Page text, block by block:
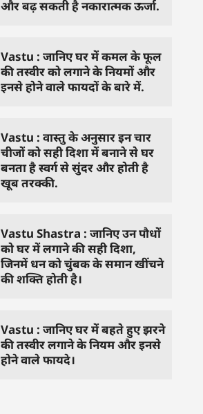
और बढ़ सकती है नकारात्मक ऊर्जा.
Vastu : जानिए घर में कमल के फूल
की तस्वीर को लगाने के नियमों और
इनसे होने वाले फायदों के बारे में.
Vastu : वास्तु के अनुसार इन चार
चीजों को सही दिशा में बनाने से घर
बनता है स्वर्ग से सुंदर और होती है
खूब तरक्की.
Vastu Shastra : जानिए उन पौधों
को घर में लगाने की सही दिशा,
जिनमें धन को चुंबक के समान खींचने
की शक्ति होती है।
Vastu : जानिए घर में बहते हुए झरने
की तस्वीर लगाने के नियम और इनसे
होने वाले फायदे।